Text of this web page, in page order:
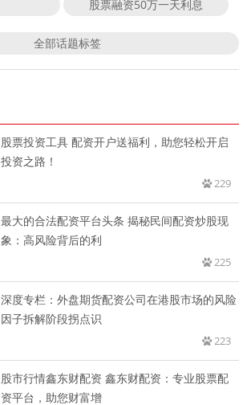
股票融资50万一天利息
全部话题标签
股票投资工具 配资开户送福利，助您轻松开启
投资之路！
229
最大的合法配资平台头条 揭秘民间配资炒股现
象：高风险背后的利
225
深度专栏：外盘期货配资公司在港股市场的风险
因子拆解阶段拐点识
223
股市行情鑫东财配资 鑫东财配资：专业股票配
资平台，助您财富增